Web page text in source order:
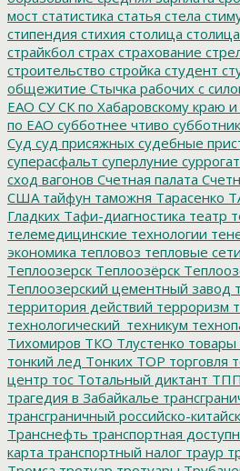
мост статистика статья стела
стипендия стихия столица
страйкбол страх страхование
строительство стройка студент
общежитие Стычка рабочих с
ЕАО СУ СК по Хабаровскому краю
по ЕАО субботнее чтиво субботник
Суд суд присяжных судебные
суперасфальт суперлуние суррогат
сход вагонов Счетная палата
США тайфун таможня Тарасенко
Гладких Тафи-диагностика театр
телемедицинские технологии
экономика тепловоз тепловые сети
Теплоозерск Теплоозёрск
Теплоозерский цементный завод
территория действий терроризм
технологический_техникум
Тихомиров ТКО Тлустенко товары
тонкий лед Тонких ТОР торговля
центр тос Тотальный диктант
трагедия в Забайкалье
трансграничный российско-
Транснефть транспортная
карта транспортный налог траур